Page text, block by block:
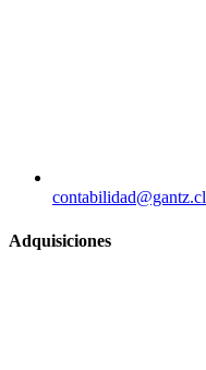
contabilidad@gantz.cl
Adquisiciones